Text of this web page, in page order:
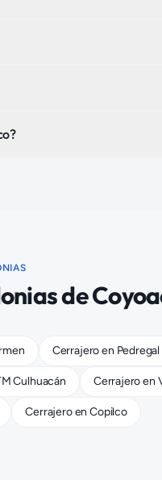
de
Cerrajeroen
Culhuacán Cerrajeroen
CerrajeroenCopilco